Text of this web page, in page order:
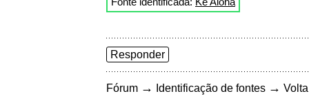
Responder
Fórum → Identificação de fontes →